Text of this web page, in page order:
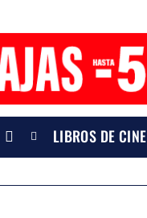
LIBROS DE CINE